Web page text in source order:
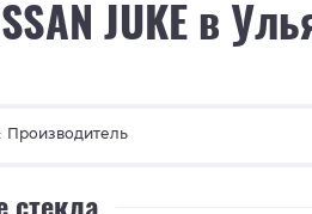
JUKE в
Производитель